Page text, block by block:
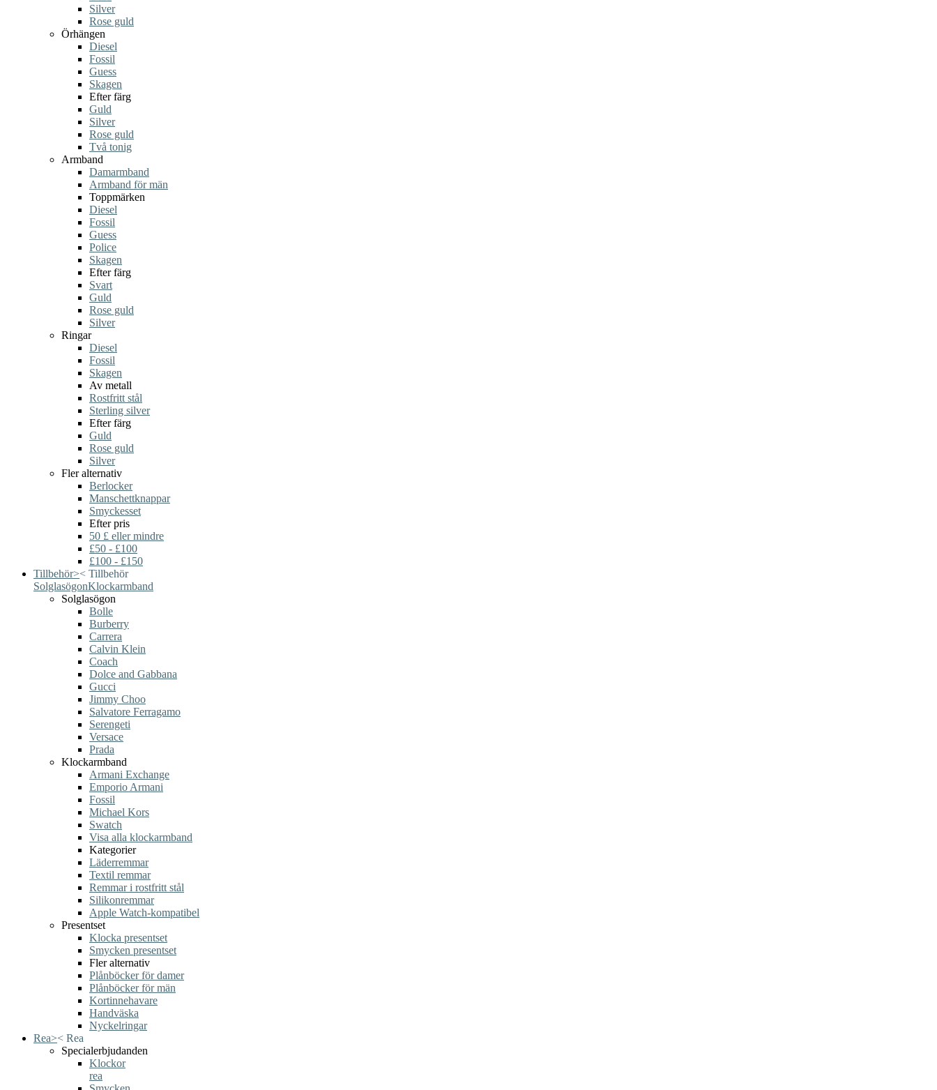
Silver
Rose guld
Örhängen
Diesel
Fossil
Guess
Skagen
Efter färg
Guld
Silver
Rose guld
Två tonig
Armband
Damarmband
Armband för män
Toppmärken
Diesel
Fossil
Guess
Police
Skagen
Efter färg
Svart
Guld
Rose guld
Silver
Ringar
Diesel
Fossil
Skagen
Av metall
Rostfritt stål
Sterling silver
Efter färg
Guld
Rose guld
Silver
Fler alternativ
Berlocker
Manschettknappar
Smyckesset
Efter pris
50 £ eller mindre
£50 - £100
£100 - £150
Tillbehör>< Tillbehör
SolglasögonKlockarmband
Solglasögon
Bolle
Burberry
Carrera
Calvin Klein
Coach
Dolce and Gabbana
Gucci
Jimmy Choo
Salvatore Ferragamo
Serengeti
Versace
Prada
Klockarmband
Armani Exchange
Emporio Armani
Fossil
Michael Kors
Swatch
Visa alla klockarmband
Kategorier
Läderremmar
Textil remmar
Remmar i rostfritt stål
Silikonremmar
Apple Watch-kompatibel
Presentset
Klocka presentset
Smycken presentset
Fler alternativ
Plånböcker för damer
Plånböcker för män
Kortinnehavare
Handväska
Nyckelringar
Rea>< Rea
Specialerbjudanden
Klockor
rea